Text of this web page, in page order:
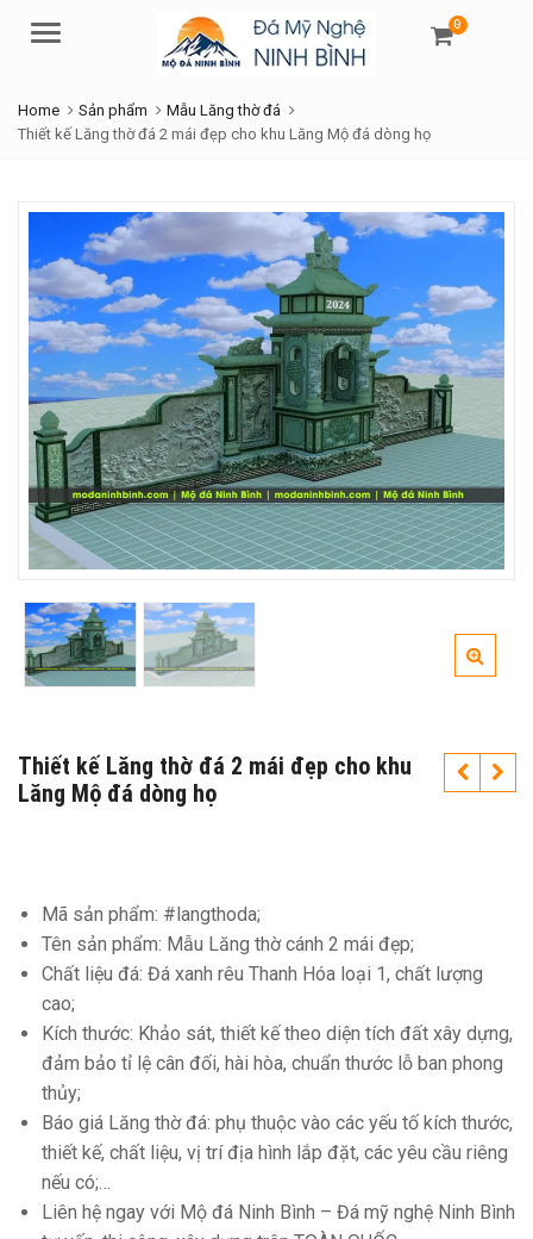
Menu
0
Home Sản phẩm
Mẫu Lăng thờ đá
Thiết kế Lăng thờ đá 2 mái đẹp cho khu Lăng Mộ đá dòng họ
Thiết kế Lăng thờ đá 2 mái đẹp cho khu
Lăng Mộ đá dòng họ
Mã sản phẩm: #langthoda;
Tên sản phẩm: Mẫu Lăng thờ cánh 2 mái đẹp;
Chất liệu đá: Đá xanh rêu Thanh Hóa loại 1, chất lượng
cao;
Kích thước: Khảo sát, thiết kế theo diện tích đất xây dựng,
đảm bảo tỉ lệ cân đối, hài hòa, chuẩn thước lỗ ban phong
thủy;
Báo giá Lăng thờ đá: phụ thuộc vào các yếu tố kích thước,
thiết kế, chất liệu, vị trí địa hình lắp đặt, các yêu cầu riêng
nếu có;…
Liên hệ ngay với Mộ đá Ninh Bình – Đá mỹ nghệ Ninh Bình